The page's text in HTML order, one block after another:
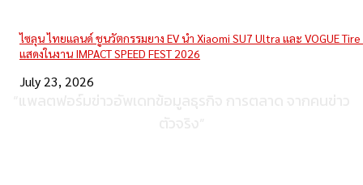
ไซลุน ไทยแลนด์ ชูนวัตกรรมยาง EV นำ Xiaomi SU7 Ultra และ VOGUE
แสดงในงาน IMPACT SPEED FEST 2026
July 23, 2026